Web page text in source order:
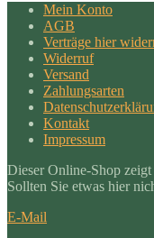
Mein Konto
AGB
Verträge hier
Widerruf
Versand
Zahlungsarten
Kontakt
Impressum
Dieser Online-Shop
Sollten Sie etwas hier
E-Mail